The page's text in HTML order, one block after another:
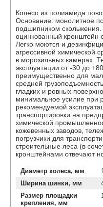
Колесо из полиамида
Основание: монолитное
подшипником
оцинкованный кронштейн
Легко моются и
агрессивной химической
в морозильных камерах.
эксплуатации от -30 до
преимущественно для
средней
гладких и ровных
минимальное усилие при
рекомендуемой
транспортировки на
химической
кожевенных заводов,
погрузчики для
строительные леса (в
кронштейнами отвечают
Диаметр колеса, мм
Ширина шинки, мм
Размер площадки
крепления, мм